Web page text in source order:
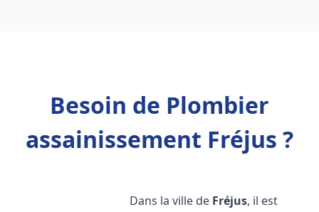
Besoin de Plombier
assainissement Fréjus ?
Dans la ville de Fréjus, il est